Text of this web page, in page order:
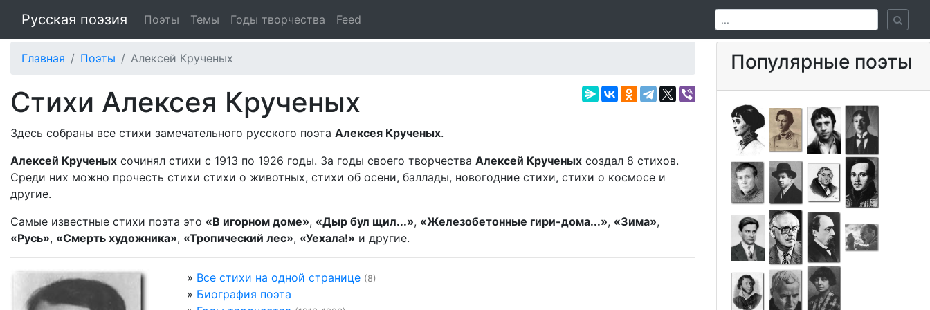
Русская поэзия Поэты Темы Годы творчества Feed
Главная Поэты Алексей Крученых
Стихи Алексея Крученых
Здесь собраны все стихи замечательного русского поэта Алексея Крученых.
Алексей Крученых сочинял стихи с 1913 по 1926 годы. За годы своего творчества Алексей Крученых создал 8 стихов.
Среди них можно прочесть стихи стихи о животных, стихи об осени, баллады, новогодние стихи, стихи о космосе и
другие.
Самые известные стихи поэта это «В игорном доме», «Дыр бул щил...», «Железобетонные гири-дома...», «Зима»,
«Русь», «Смерть художника», «Тропический лес», «Уехала!» и другие.
» Все стихи на одной странице (8)
» Биография поэта
Популярные поэты